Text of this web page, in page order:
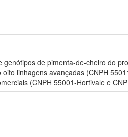
de pimenta-de-cheiro do
linhagens avançadas (CNPH
(CNPH 55001-Hortivale e